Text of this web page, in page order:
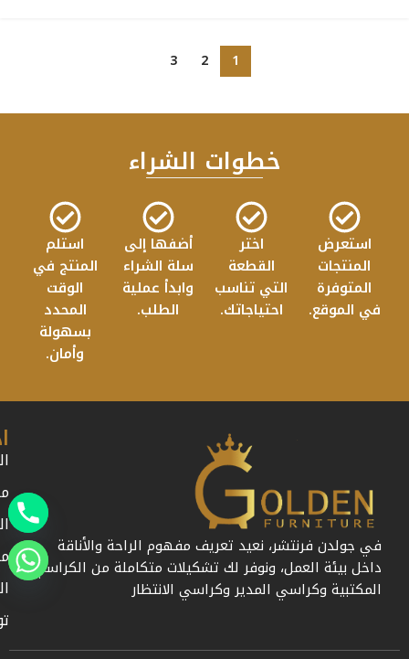
1
2
3
خطوات الشراء
استعرض
المنتجات
المتوفرة
في الموقع.
اختر
القطعة
التي تناسب
احتياجاتك.
أضفها إلى
سلة الشراء
وابدأ عملية
الطلب.
استلم
المنتج في
الوقت
المحدد
بسهولة
وأمان.
في جولدن فرنتشر، نعيد تعريف مفهوم الراحة والأناقة
داخل بيئة العمل، ونوفر لك تشكيلات متكاملة من الكراسي
المكتبية وكراسي المدير وكراسي الانتظار